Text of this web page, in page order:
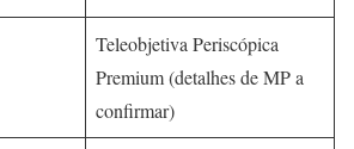
Teleobjetiva Periscópica
Premium (detalhes de MP a
confirmar)